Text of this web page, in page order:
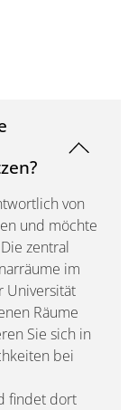
von
und möchte
zentral
im
Universität
Räume
Sie sich in
bei
findet dort